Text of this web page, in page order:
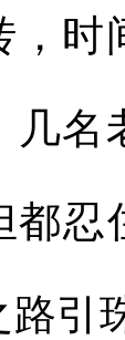
，时
几名
都忍
引